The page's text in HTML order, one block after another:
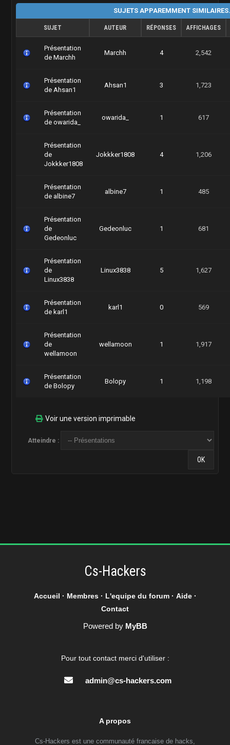
SUJETS APPAREMMENT
SUJET AUTEUR RÉPONSES AFFICHAGES
Présentation
de Marchh
Marchh 4 2,542
Présentation
de Ahsan1
Ahsan1 3 1,723
Présentation
de owarida_
owarida_ 1 617
Présentation
de
Jokkker1808
Jokkker1808 4 1,206
Présentation
de albine7
albine7 1 485
Présentation
de
Gedeonluc
Gedeonluc 1 681
Présentation
de
Linux3838
Linux3838 5 1,627
Présentation
de karl1
karl1 0 569
Présentation
de
wellamoon
wellamoon 1 1,917
Présentation
de Bolopy
Bolopy 1 1,198
Voir une version imprimable
Atteindre :
Cs-Hackers
Accueil · Membres· L'equipe du forum· Aide·
Contact
Powered by MyBB
Pour tout contact merci d'utiliser :
admin@cs-hackers.com
A propos
Cs-Hackers est une communauté francaise de hacks,